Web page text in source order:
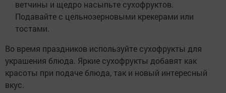
ветчины и щедро насыпьте сухофруктов.
Подавайте с цельнозерновыми крекерами или
тостами.
Во время праздников используйте сухофрукты для
украшения блюда. Яркие сухофрукты добавят как
красоты при подаче блюда, так и новый интересный
вкус.